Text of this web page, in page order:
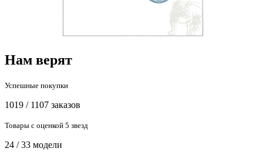
Нам верят
Успешные покупки
1019 / 1107 заказов
Товары с оценкой 5 звезд
24 / 33 модели